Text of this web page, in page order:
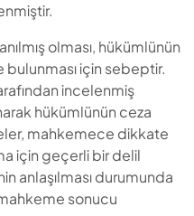
olması, hükümlünün
için sebeptir.
incelenmiş
hükümlünün ceza
mahkemece dikkate
için geçerli bir delil
anlaşılması durumunda
sonucu